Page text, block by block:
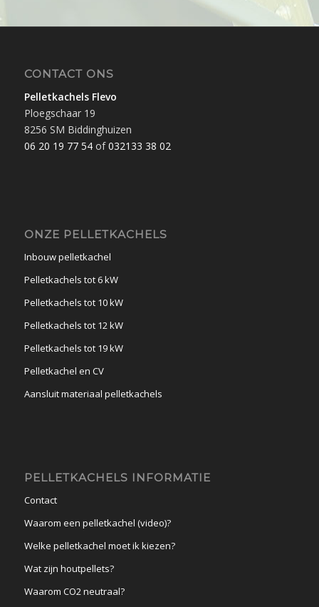
CONTACT ONS
Pelletkachels Flevo
Ploegschaar 19
8256 SM Biddinghuizen
06 20 19 77 54of032133 38 02
ONZE PELLETKACHELS
Inbouw pelletkachel
Pelletkachels tot 6 kW
Pelletkachels tot 10 kW
Pelletkachels tot 12 kW
Pelletkachels tot 19 kW
Pelletkachel en CV
Aansluit materiaal pelletkachels
PELLETKACHELS INFORMATIE
Contact
Waarom een pelletkachel (video)?
Welke pelletkachel moet ik kiezen?
Wat zijn houtpellets?
Waarom CO2 neutraal?